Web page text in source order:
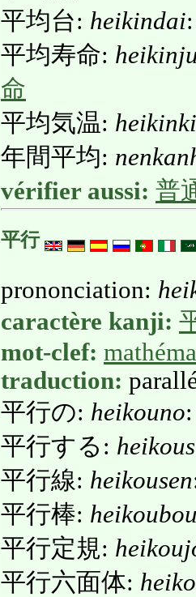
平均台: heikindai
平均寿命:
命
平均気温:
年間平均:
vérifier aussi: 普
平行
prononciation:
caractère kanji:
mot-clef:
traduction:
平行の: heikouno
平行する:
平行線: heikousen
平行棒:
平行定規:
平行六面体: